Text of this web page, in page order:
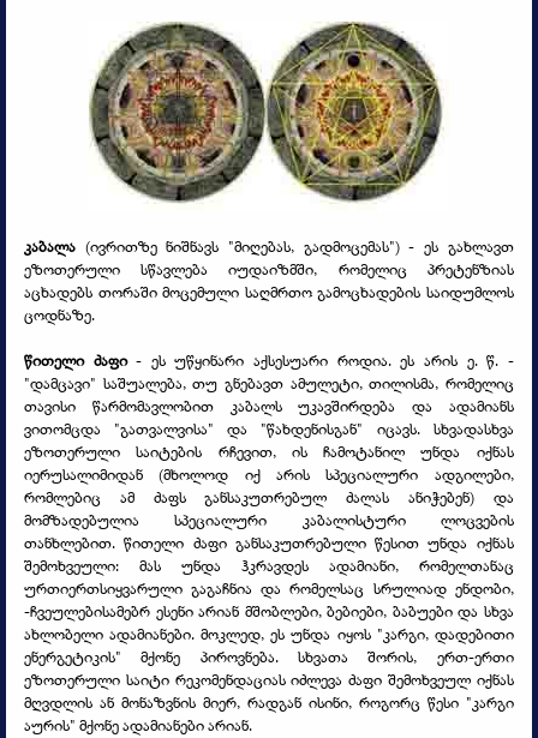
კაბალა (ივრითზე ნიშნავს "მიღებას, გადმოცემას") - ეს გახლავთ
ეზოთერული სწავლება იუდაიზმში, რომელიც პრეტენზიას
აცხადებს თორაში მოცემული საღმრთო გამოცხადების საიდუმლოს
ცოდნაზე.
წითელი ძაფი - ეს უწყინარი აქსესუარი როდია. ეს არის ე. წ. -
"დამცავი" საშუალება, თუ გნებავთ ამულეტი, თილისმა, რომელიც
თავისი წარმომავლობით კაბალს უკავშირდება და ადამიანს
ვითომცდა "გათვალვისა" და "წახდენისგან" იცავს. სხვადასხვა
ეზოთერული საიტების რჩევით, ის ჩამოტანილ უნდა იქნას
იერუსალიმიდან (მხოლოდ იქ არის სპეციალური ადგილები,
რომლებიც ამ ძაფს განსაკუთრებულ ძალას ანიჭებენ) და
მომზადებულია სპეციალური კაბალისტური ლოცვების
თანხლებით. წითელი ძაფი განსაკუთრებული წესით უნდა იქნას
შემოხვეული: მას უნდა ჰკრავდეს ადამიანი, რომელთანაც
ურთიერთსიყვარული გაგაჩნია და რომელსაც სრულიად ენდობი,
-ჩვეულებისამებრ ესენი არიან მშობლები, ბებიები, ბაბუები და სხვა
ახლობელი ადამიანები. მოკლედ, ეს უნდა იყოს "კარგი, დადებითი
ენერგეტიკის" მქონე პიროვნება. სხვათა შორის, ერთ-ერთი
ეზოთერული საიტი რეკომენდაციას იძლევა ძაფი შემოხვეულ იქნას
მღვდლის ან მონაზვნის მიერ, რადგან ისინი, როგორც წესი "კარგი
აურის" მქონე ადამიანები არიან.